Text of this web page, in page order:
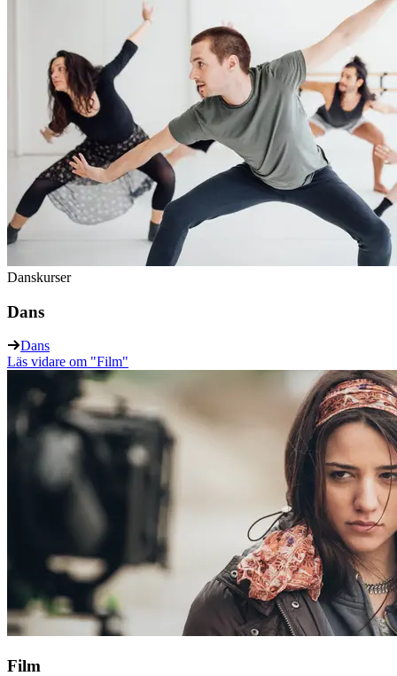
Danskurser
Dans
Dans
Läs vidare om "Film"
Film